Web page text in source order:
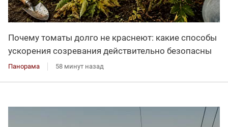
Почему томаты долго не краснеют: какие способы
ускорения созревания действительно безопасны
Панорама 58 минут назад